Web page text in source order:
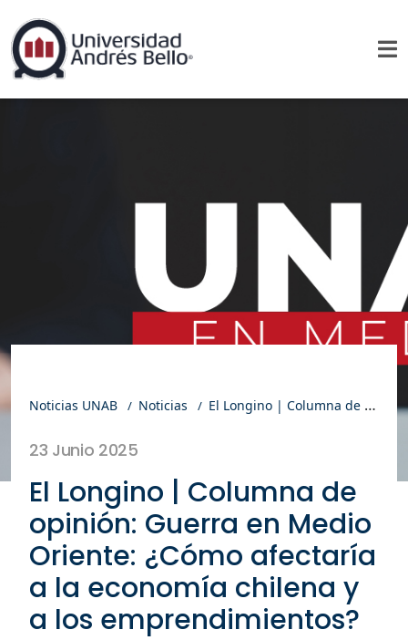
Noticias UNAB Noticias El Longino | Columna de opinión: Guerra en Medio Oriente: ¿Cómo afectaría a la economía chilena y a los emprendimientos?
23 Junio 2025
El Longino | Columna de
opinión: Guerra en Medio
Oriente: ¿Cómo afectaría
a la economía chilena y
a los emprendimientos?